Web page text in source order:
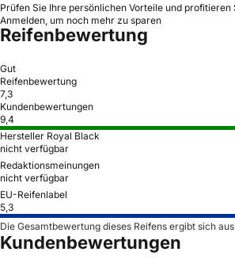
Prüfen Sie Ihre persönlichen Vorteile und profitieren
Anmelden, um noch mehr zu sparen
Reifenbewertung
Gut
Reifenbewertung
7,3
Kundenbewertungen
9,4
Hersteller Royal Black
nicht verfügbar
Redaktionsmeinungen
nicht verfügbar
EU-Reifenlabel
5,3
Die Gesamtbewertung dieses Reifens ergibt sich
Kundenbewertungen